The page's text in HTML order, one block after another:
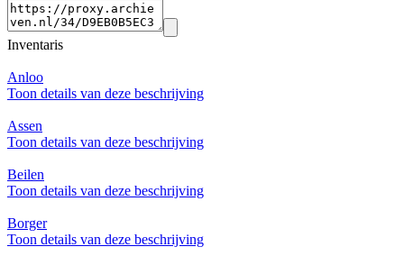
Inventaris
Anloo
Toon details van deze beschrijving
Assen
Toon details van deze beschrijving
Beilen
Toon details van deze beschrijving
Borger
Toon details van deze beschrijving